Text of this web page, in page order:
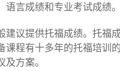
言成绩和专业考试成绩。
议提供托福成绩。托福
程有十多年的托福培训
方案。